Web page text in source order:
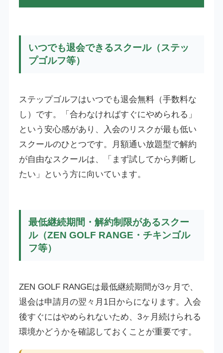
いつでも退会できるスクール（ステッ
プゴルフ等）
ステップゴルフはいつでも退会無料（手数料な
し）です。「合わなければすぐにやめられる」
という安心感があり、入会のリスクが最も低い
スクールのひとつです。月額通い放題型で解約
が自由なスクールは、「まず試してから判断し
たい」という方に向いています。
最低継続期間・解約制限があるスクー
ル（ZEN GOLF RANGE・チキンゴル
フ等）
ZEN GOLF RANGEは最低継続期間が3ヶ月で、
退会は申請月の翌々月1日からになります。入会
後すぐにはやめられないため、3ヶ月続けられる
環境かどうかを確認しておくことが重要です。